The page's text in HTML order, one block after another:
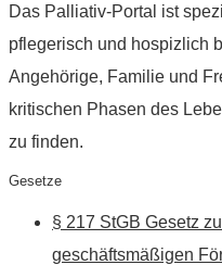
Das Palliativ-Portal ist
pflegerisch und hospizlich
Angehörige, Familie und
kritischen Phasen des
zu finden.
Gesetze
§ 217 StGB Gesetz
geschäftsmäßigen